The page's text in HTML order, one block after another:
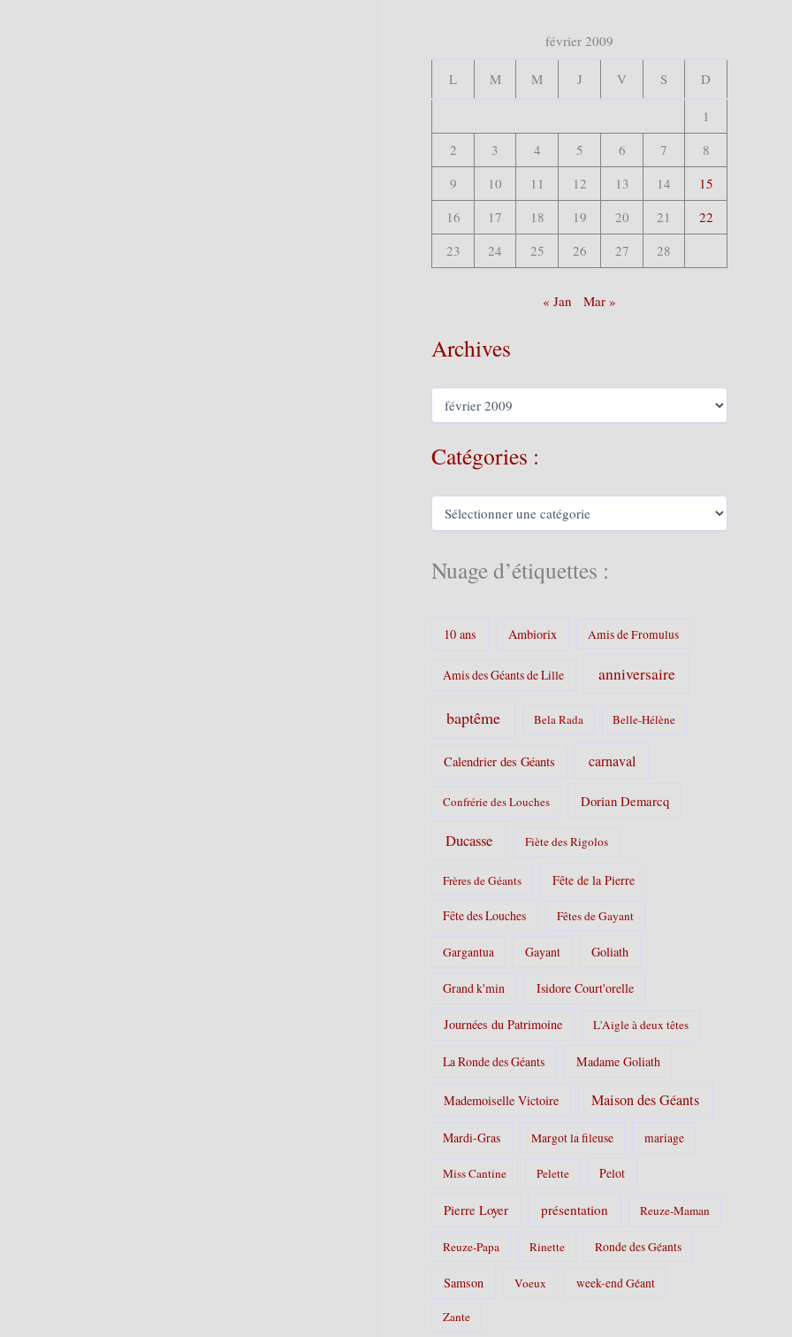
e
février 2009
L M M J V S D
1
2
3 4 5 6 7
8
9
10 11 12 13 14
15
16
17 18 19 20 21
22
23
24 25 26 27 28
« Jan Mar »
Archives
A
h
i
e
Catégories :
C
g
Nuage d’étiquettes :
10 ans Ambiorix Amis de Fromulus
Amis des Géants de Lille anniversaire
baptême Bela Rada Belle-Hélène
Calendrier des Géants carnaval
Confrérie des Louches Dorian Demarcq
Ducasse Fiète des Rigolos
Frères de Géants Fête de la Pierre
Fête des Louches Fêtes de Gayant
Gargantua Gayant Goliath
Grand k'min Isidore Court'orelle
Journées du Patrimoine L'Aigle à deux têtes
La Ronde des Géants Madame Goliath
Mademoiselle Victoire Maison des Géants
Mardi-Gras Margot la fileuse mariage
Miss Cantine Pelette Pelot
Pierre Loyer présentation Reuze-Maman
Reuze-Papa Rinette Ronde des Géants
Samson Voeux week-end Géant
Zante